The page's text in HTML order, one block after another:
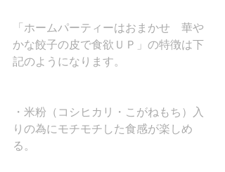
「ホームパーティーはおまかせ　華や
かな餃子の皮で食欲ＵＰ」の特徴は下
記のようになります。
・米粉（コシヒカリ・こがねもち）入
りの為にモチモチした食感が楽しめ
る。